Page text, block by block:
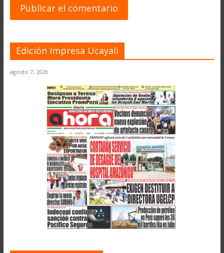
Edición Impresa Ucayali
agosto 7, 2026